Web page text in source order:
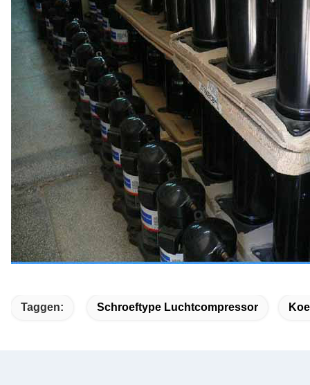
Taggen: Schroeftype Luchtcompressor